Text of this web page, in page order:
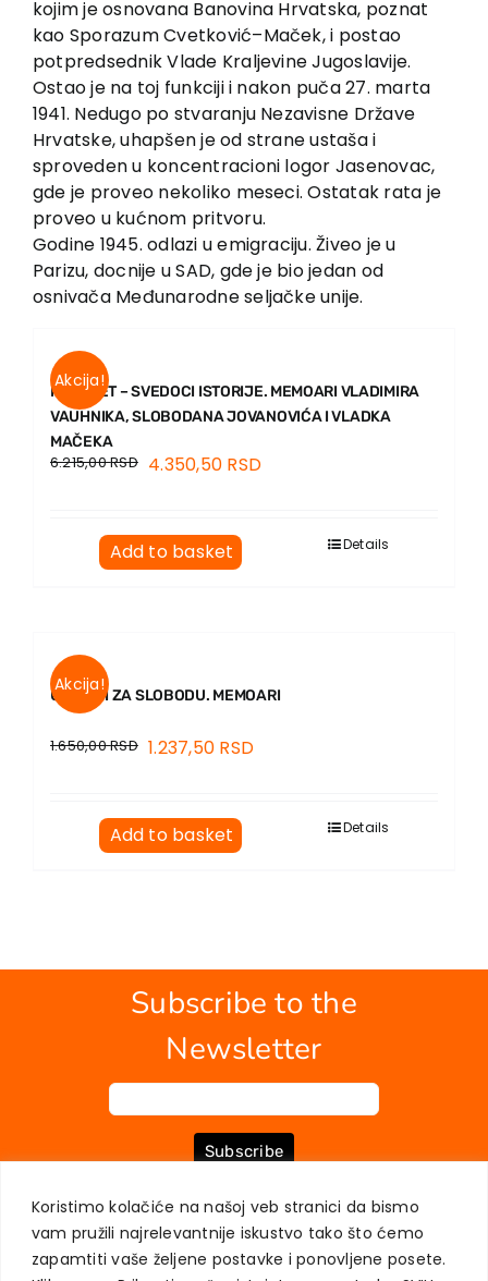
Koristimo kolačiće na našoj veb stranici da bismo
vam pružili najrelevantnije iskustvo tako što ćemo
zapamtiti vaše željene postavke i ponovljene posete.
kojim je osnovana Banovina Hrvatska, poznat
kao Sporazum Cvetković–Maček, i postao
potpredsednik Vlade Kraljevine Jugoslavije.
Ostao je na toj funkciji i nakon puča 27. marta
1941. Nedugo po stvaranju Nezavisne Države
Hrvatske, uhapšen je od strane ustaša i
sproveden u koncentracioni logor Jasenovac,
gde je proveo nekoliko meseci. Ostatak rata je
proveo u kućnom pritvoru.
Godine 1945. odlazi u emigraciju. Živeo je u
Parizu, docnije u SAD, gde je bio jedan od
osnivača Međunarodne seljačke unije.
Akcija!
KOMPLET – SVEDOCI ISTORIJE. MEMOARI VLADIMIRA
VAUHNIKA, SLOBODANA JOVANOVIĆA I VLADKA
MAČEKA
6.215,00RSD 4.350,50 RSD
Add to basket Details
Akcija!
U BORBI ZA SLOBODU. MEMOARI
1.650,00RSD 1.237,50 RSD
Add to basket Details
Subscribe to the
Newsletter
Subscribe
ABOUT US BOOKS MY ACCOUNT CONTACT
TERMS OF PURCHASE
USER PRIVACY PROTECTION